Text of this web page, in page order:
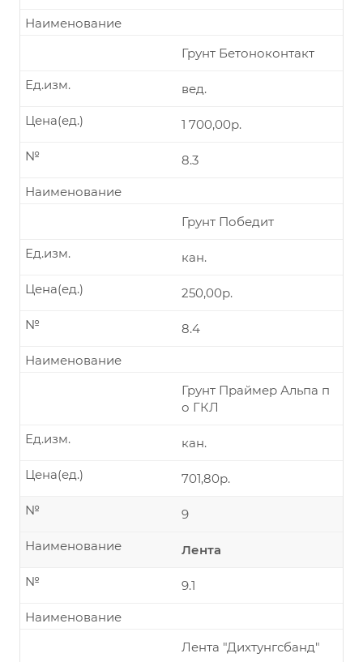
Наименование
Грунт Бетоноконтакт
вед.
Ед.изм.
1 700,00р.
Цена(ед.)
8.3
№
Наименование
Грунт Победит
кан.
Ед.изм.
250,00р.
Цена(ед.)
8.4
№
Наименование
Грунт Праймер Альпа п
о ГКЛ
кан.
Ед.изм.
701,80р.
Цена(ед.)
9
№
Лента
Наименование
9.1
№
Наименование
Лента "Дихтунгсбанд"